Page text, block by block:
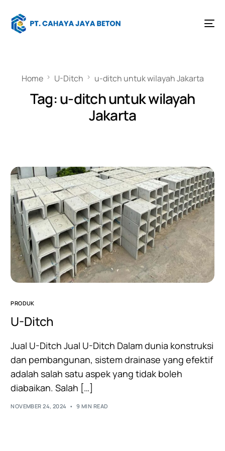
Home U-Ditch u-ditch untuk wilayah Jakarta
Tag:u-ditch untuk wilayah
Jakarta
PRODUK
U-Ditch
Jual U-Ditch Jual U-Ditch Dalam dunia konstruksi
dan pembangunan, sistem drainase yang efektif
adalah salah satu aspek yang tidak boleh
diabaikan. Salah […]
NOVEMBER 24, 2024 9 MIN READ